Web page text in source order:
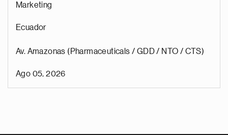
Marketing
Ecuador
Av. Amazonas (Pharmaceuticals / GDD / NTO / CTS)
Ago 05, 2026